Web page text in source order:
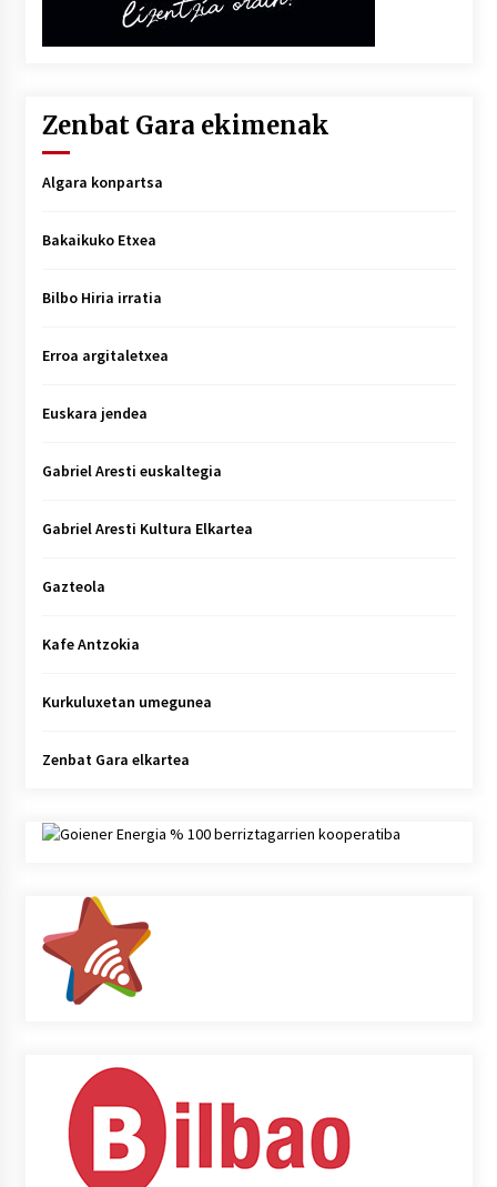
Zenbat Gara ekimenak
Algara konpartsa
Bakaikuko Etxea
Bilbo Hiria irratia
Erroa argitaletxea
Euskara jendea
Gabriel Aresti euskaltegia
Gabriel Aresti Kultura Elkartea
Gazteola
Kafe Antzokia
Kurkuluxetan umegunea
Zenbat Gara elkartea